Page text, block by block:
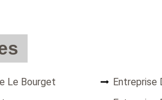
Le Bourget
Entreprise